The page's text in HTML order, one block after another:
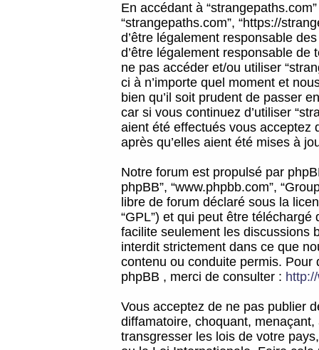
En accédant à
“strangepaths.com”, “https://
d’être légalement responsable
d’être légalement responsable
ne pas accéder et/ou utiliser
ci à n’importe quel moment et
bien qu’il soit prudent de passer
car si vous continuez d’utiliser
aient été effectués vous acceptez
après qu’elles aient été mises à
Notre forum est propulsé par
phpBB”, “www.phpbb.com”,
libre de forum déclaré sous la
“GPL”) et qui peut être téléchargé
facilite seulement les discussions
interdit strictement dans ce que
contenu ou conduite permis.
phpBB , merci de consulter :
Vous acceptez de ne pas publier
diffamatoire, choquant,
transgresser les lois de votre